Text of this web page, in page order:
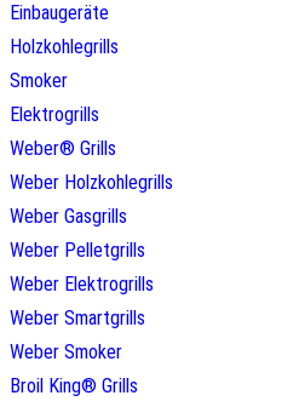
Einbaugeräte
Holzkohlegrills
Smoker
Elektrogrills
Weber® Grills
Weber Holzkohlegrills
Weber Gasgrills
Weber Pelletgrills
Weber Elektrogrills
Weber Smartgrills
Weber Smoker
Broil King® Grills